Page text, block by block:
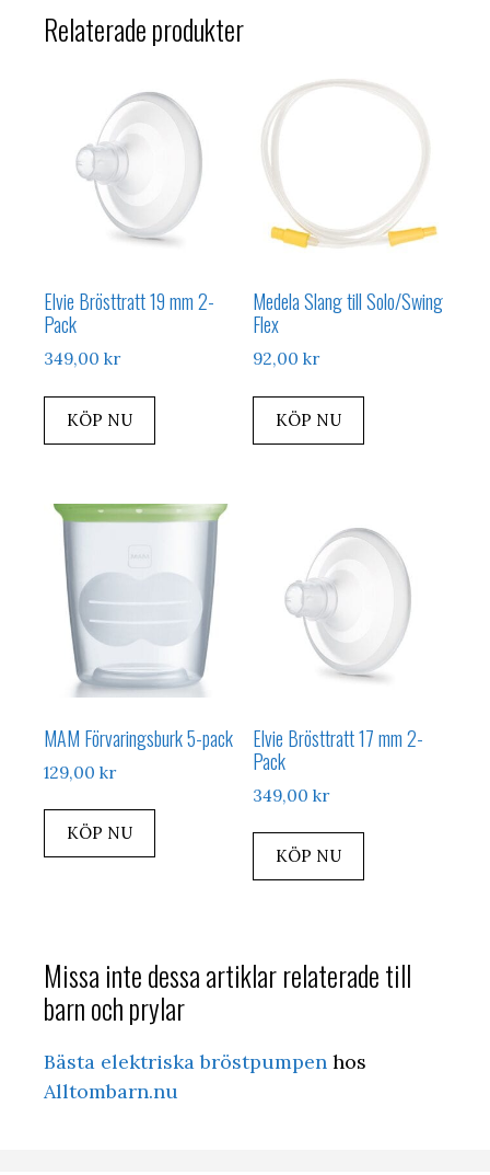
Relaterade produkter
Elvie Brösttratt 19 mm 2-
Pack
349,00 kr
KÖP NU
Medela Slang till Solo/Swing
Flex
92,00kr
KÖP NU
MAM Förvaringsburk 5-pack
129,00 kr
KÖP NU
Elvie Brösttratt 17 mm 2-
Pack
349,00kr
KÖP NU
Missa inte dessa artiklar relaterade till
barn och prylar
Bästa elektriska bröstpumpen hos
Alltombarn.nu